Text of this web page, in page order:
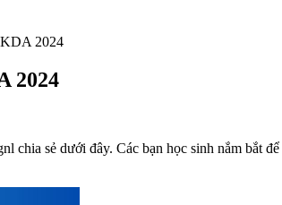
2024
2024
sẻ dưới đây. Các bạn học sinh nắm bắt